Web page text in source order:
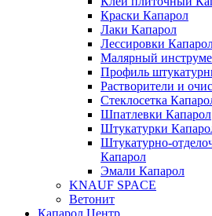
Краски Капарол
Лаки Капарол
Лессировки
Малярный
Профиль
Растворители и
Cтеклосетка
Шпатлевки Капарол
Штукатурки
Штукатурно-
Капарол
Эмали Капарол
KNAUF SPACE
Ветонит
Капарол Центр